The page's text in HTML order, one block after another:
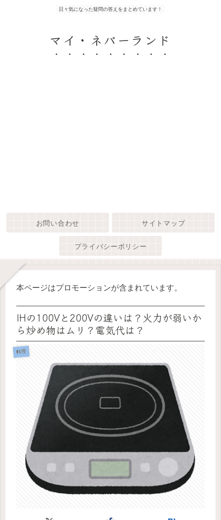
日々気になった疑問の答えをまとめています！
マイ・ネバーランド
お問い合わせ サイトマップ
プライバシーポリシー
本ページはプロモーションが含まれています。
IHの100Vと200Vの違いは？火力が弱いか
ら炒め物はムリ？電気代は？
料理